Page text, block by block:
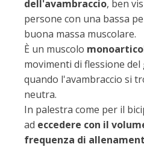
dell'avambraccio, ben
persone con una bassa
buona massa muscolare.
È un muscolo
movimenti di flessione
quando l'avambraccio si
neutra.
In palestra come per il
ad eccedere con il
frequenza di